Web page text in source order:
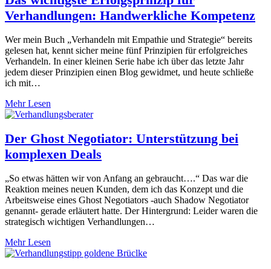
Verhandlungen: Handwerkliche Kompetenz
Wer mein Buch „Verhandeln mit Empathie und Strategie“ bereits
gelesen hat, kennt sicher meine fünf Prinzipien für erfolgreiches
Verhandeln. In einer kleinen Serie habe ich über das letzte Jahr
jedem dieser Prinzipien einen Blog gewidmet, und heute schließe
ich mit…
Mehr Lesen
Der Ghost Negotiator: Unterstützung bei
komplexen Deals
„So etwas hätten wir von Anfang an gebraucht….“ Das war die
Reaktion meines neuen Kunden, dem ich das Konzept und die
Arbeitsweise eines Ghost Negotiators -auch Shadow Negotiator
genannt- gerade erläutert hatte. Der Hintergrund: Leider waren die
strategisch wichtigen Verhandlungen…
Mehr Lesen